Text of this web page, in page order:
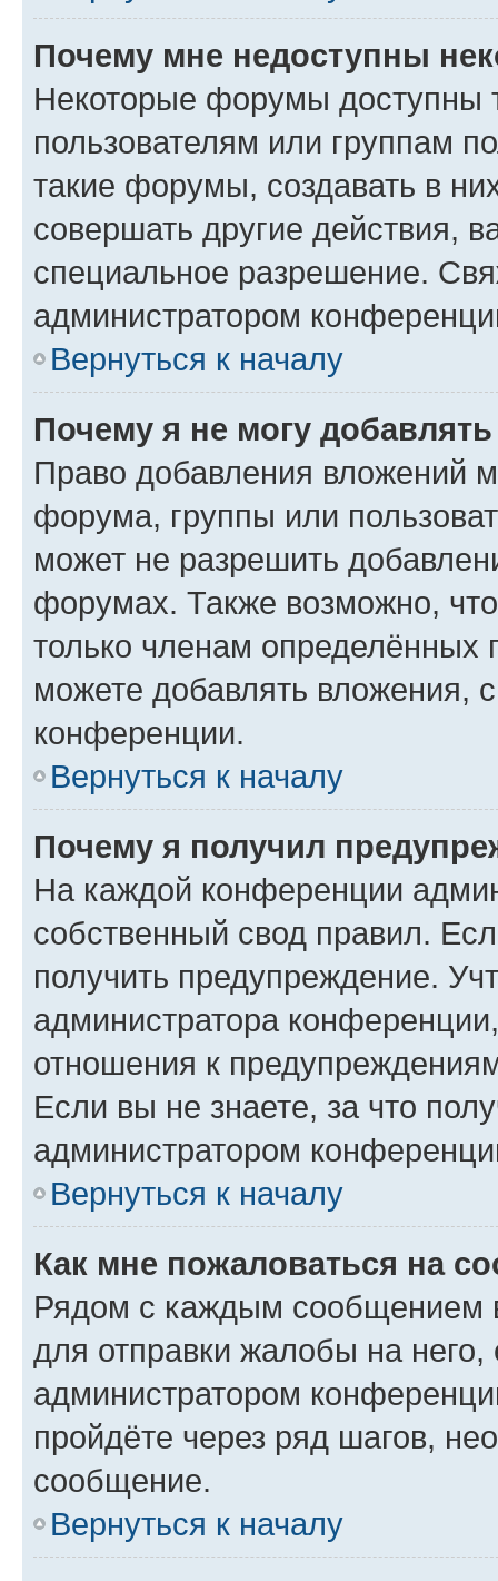
Почему мне недоступны
Некоторые форумы доступны
пользователям или группам
такие форумы, создавать в
совершать другие действия,
специальное разрешение.
администратором
Вернуться к началу
Почему я не могу
Право добавления вложений
форума, группы или
может не разрешить
форумах. Также возможно,
только членам определённых
можете добавлять вложения,
конференции.
Вернуться к началу
Почему я получил
На каждой конференции
собственный свод правил.
получить предупреждение.
администратора
отношения к
Если вы не знаете, за что
администратором
Вернуться к началу
Как мне пожаловаться на
Рядом с каждым сообщением
для отправки жалобы на
администратором
пройдёте через ряд шагов,
сообщение.
Вернуться к началу